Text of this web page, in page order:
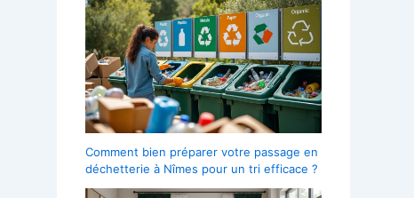
Comment bien préparer votre passage en
déchetterie à Nîmes pour un tri efficace ?